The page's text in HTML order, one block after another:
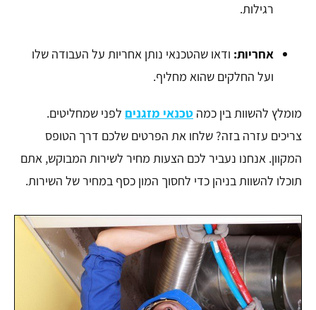
רגילות.
אחריות: ודאו שהטכנאי נותן אחריות על העבודה שלו
ועל החלקים שהוא מחליף.
מומלץ להשוות בין כמה טכנאי מזגנים לפני שמחליטים.
צריכים עזרה בזה? שלחו את הפרטים שלכם דרך הטופס
המקוון. אנחנו נעביר לכם הצעות מחיר לשירות המבוקש, אתם
תוכלו להשוות בניהן כדי לחסוך המון כסף במחיר של השירות.